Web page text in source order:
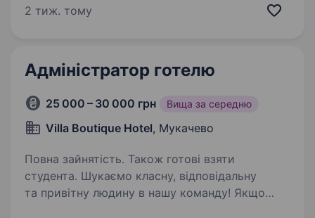
комунікативні навички володіння іноземними
2 тиж. тому
Адміністратор готелю
25 000 – 30 000 грн Вища за середню
Villa Boutique Hotel, Мукачево
Повна зайнятість. Також готові взяти
студента. Шукаємо класну, відповідальну
та привітну людину в нашу команду! Якщо